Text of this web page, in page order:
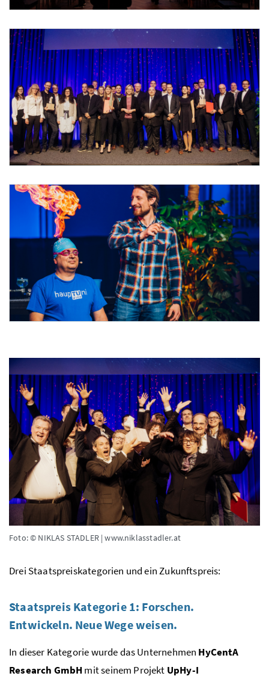
Foto 1: Niklas Stadler
Foto: © NIKLAS STADLER | www.niklasstadler.at
Drei Staatspreiskategorien und ein Zukunftspreis:
Staatspreis Kategorie 1: Forschen.
Entwickeln. Neue Wege weisen.
In dieser Kategorie wurde das Unternehmen HyCentA
Research GmbHmit seinem Projekt UpHy-I